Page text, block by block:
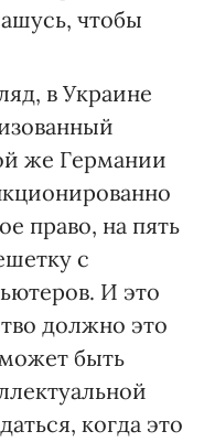
чтобы
в Украине
же Германии
право, на пять
с
И это
должно это
быть
когда это